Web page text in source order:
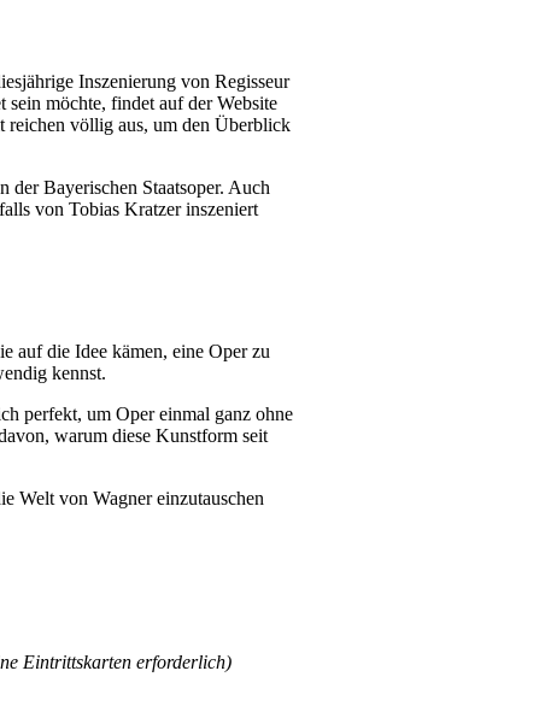
Inszenierung von Regisseur
sein möchte, findet auf der Website
reichen völlig aus, um den Überblick
Bayerischen Staatsoper. Auch
von Tobias Kratzer inszeniert
auf die Idee kämen, eine Oper zu
kennst.
perfekt, um Oper einmal ganz ohne
warum diese Kunstform seit
Welt von Wagner einzutauschen
Eintrittskarten erforderlich)